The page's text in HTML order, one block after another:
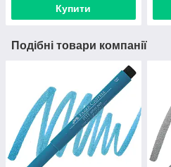
Купити
Подібні товари компанії